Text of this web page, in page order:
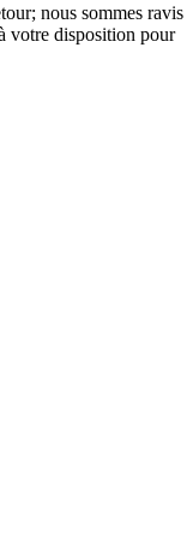
nous sommes ravis
votre disposition pour